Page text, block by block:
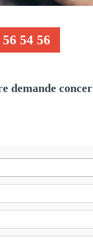
54 56